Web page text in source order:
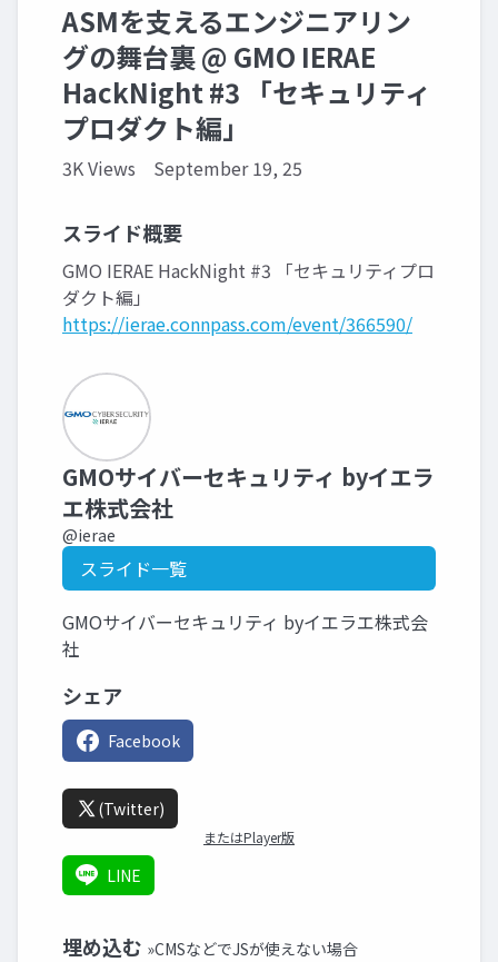
ASMを支えるエンジニアリン
グの舞台裏 @ GMO IERAE
HackNight #3 「セキュリティ
プロダクト編」
3K Views September 19, 25
スライド概要
GMO IERAE HackNight #3 「セキュリティプロ
ダクト編」
https://ierae.connpass.com/event/366590/
GMOサイバーセキュリティ byイエラ
エ株式会社
@ierae
スライド一覧
GMOサイバーセキュリティ byイエラエ株式会
社
シェア
Facebook
(Twitter)
またはPlayer版
LINE
埋め込む »CMSなどでJSが使えない場合